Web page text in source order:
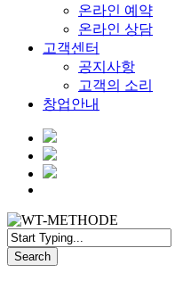
온라인 예약
온라인 상담
고객센터
공지사항
고객의 소리
창업안내
Search